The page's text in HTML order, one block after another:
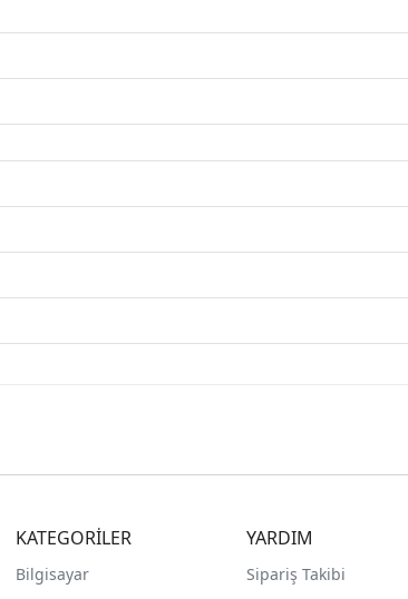
KATEGORİLER
Bilgisayar
YARDIM
Sipariş Takibi